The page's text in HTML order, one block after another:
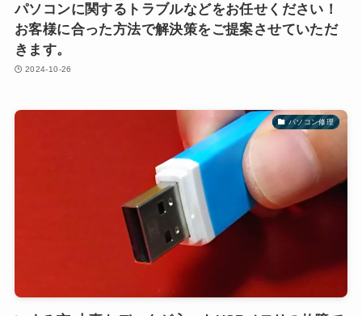
パソコンに関するトラブルなどをお任せください！
お客様に合った方法で解決策をご提案させていただ
きます。
2024-10-26
パソコン修理